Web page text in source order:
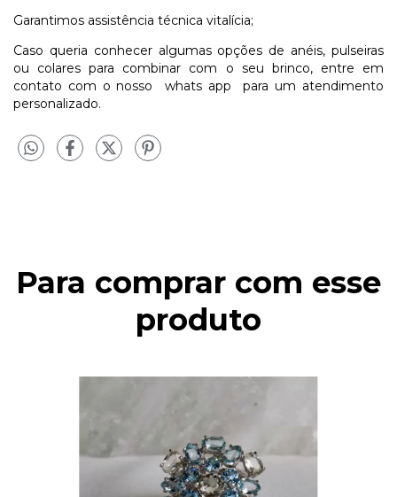
Garantimos assistência técnica vitalícia;
Caso queria conhecer algumas opções de anéis, pulseiras
ou colares para combinar com o seu brinco, entre em
contato com o nosso
whats app
para um atendimento
personalizado.
Para comprar com esse
produto